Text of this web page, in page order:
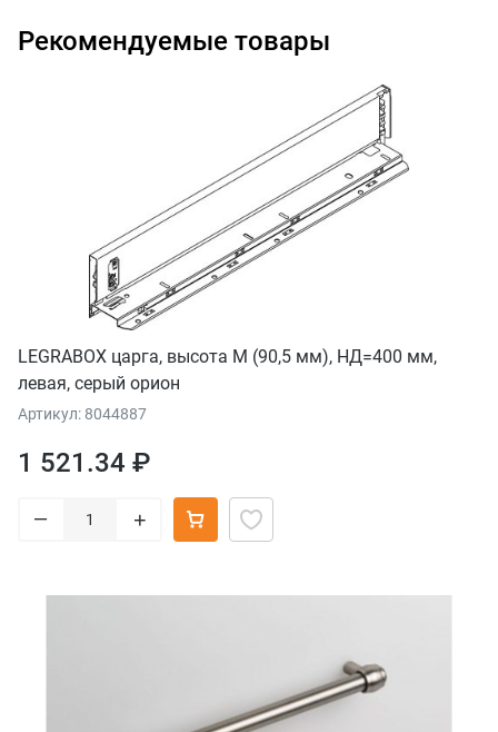
Рекомендуемые товары
LEGRABOX царга, высота M (90,5 мм), НД=400 мм,
левая, серый орион
Артикул: 8044887
1 521.34 ₽
– +